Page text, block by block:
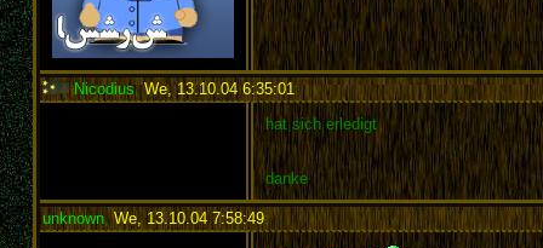
Nicodius,We, 13.10.04 6:35:01 :
hat sich erledigt
danke
unknown,We, 13.10.04 7:58:49: